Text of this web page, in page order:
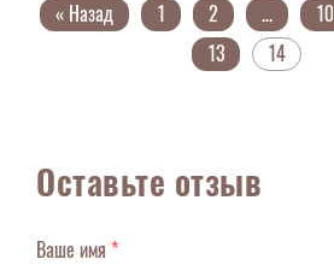
« Назад 1 2 ... 10
13
14
Оставьте отзыв
Ваше имя *